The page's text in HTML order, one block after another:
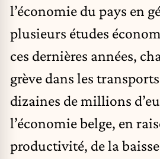
l’économie du pays en
plusieurs études
ces dernières années,
grève dans les
dizaines de millions
l’économie belge, en
productivité, de la